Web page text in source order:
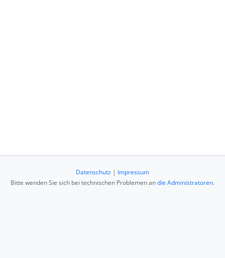
Datenschutz | Impressum
Bitte wenden Sie sich bei technischen Problemen andie Administratoren.